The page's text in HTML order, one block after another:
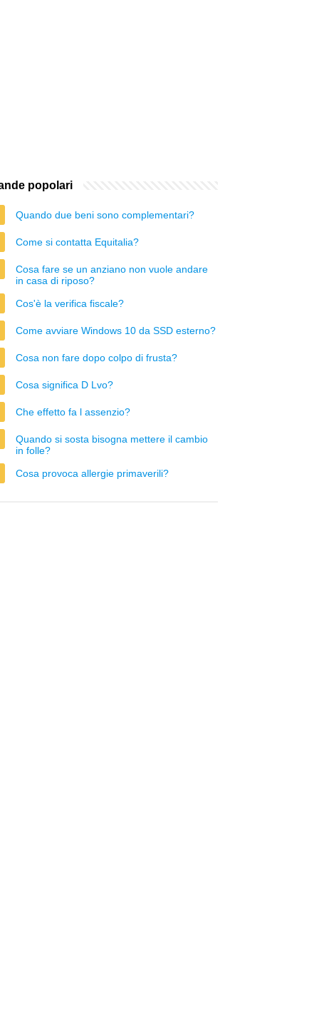
popolari
Quando due beni sono complementari?
Come si contatta Equitalia?
Cosa fare se un anziano non vuole andare
in casa di riposo?
Cos'è la verifica fiscale?
Come avviare Windows 10 da SSD esterno?
Cosa non fare dopo colpo di frusta?
Cosa significa D Lvo?
Che effetto fa l assenzio?
Quando si sosta bisogna mettere il cambio
in folle?
Cosa provoca allergie primaverili?